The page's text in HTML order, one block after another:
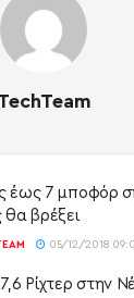
έως 7 μποφόρ
θα βρέξει
05/12/2018
Ρίχτερ στην